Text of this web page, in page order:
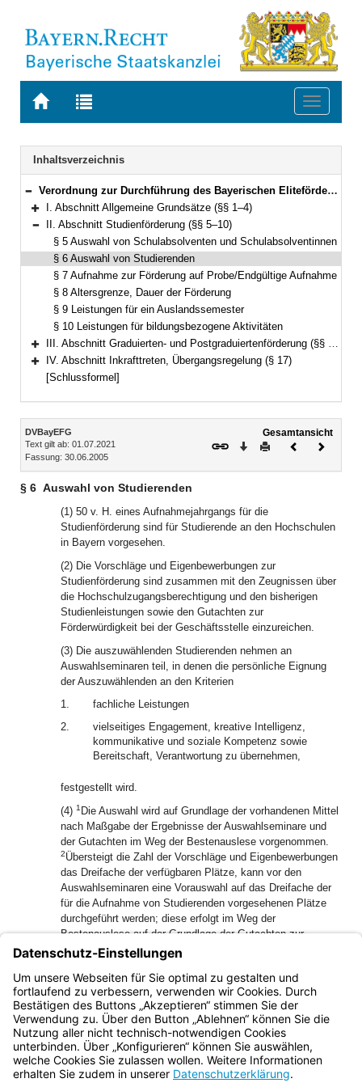
Zur
BAYERN.RECHT
Zur
letzten
Suche
Toggle
Navigation
Inhaltsverzeichnis
Bereich reduzieren
Verordnung zur Durchführung des Bayerischen Eliteförderungsgesetzes (DVBayEFG) Vom 30. Juni 2005 (GVBl. S. 248) BayRS 2230-2-3-2-WK (§§ 1–17)
Bereich erweitern
I. Abschnitt Allgemeine Grundsätze (§§ 1–4)
Bereich reduzieren
II. Abschnitt Studienförderung (§§ 5–10)
§ 5 Auswahl von Schulabsolventen und Schulabsolventinnen
§ 6 Auswahl von Studierenden
§ 7 Aufnahme zur Förderung auf Probe/Endgültige Aufnahme
§ 8 Altersgrenze, Dauer der Förderung
§ 9 Leistungen für ein Auslandssemester
§ 10 Leistungen für bildungsbezogene Aktivitäten
Bereich erweitern
III. Abschnitt Graduierten- und Postgraduiertenförderung (§§ 11–16)
Bereich erweitern
IV. Abschnitt Inkrafttreten, Übergangsregelung (§ 17)
[Schlussformel]
Inhalt
DVBayEFG
Text gilt ab: 01.07.2021
Fassung: 30.06.2005
Gesamtansicht
Download
DruckenVorheriges
§ 6 Auswahl von Studierenden
(1) 50 v. H. eines Aufnahmejahrgangs für die
Studienförderung sind für Studierende an den Hochschulen
in Bayern vorgesehen.
(2) Die Vorschläge und Eigenbewerbungen zur
Studienförderung sind zusammen mit den Zeugnissen über
die Hochschulzugangsberechtigung und den bisherigen
Studienleistungen sowie den Gutachten zur
Förderwürdigkeit bei der Geschäftsstelle einzureichen.
(3) Die auszuwählenden Studierenden nehmen an
Auswahlseminaren teil, in denen die persönliche Eignung
der Auszuwählenden an den Kriterien
1.
fachliche Leistungen
2.
vielseitiges Engagement, kreative Intelligenz,
kommunikative und soziale Kompetenz sowie
Bereitschaft, Verantwortung zu übernehmen,
festgestellt wird.
(4) 1 Die Auswahl wird auf Grundlage der vorhandenen Mittel
nach Maßgabe der Ergebnisse der Auswahlseminare und
der Gutachten im Weg der Bestenauslese vorgenommen.
2Übersteigt die Zahl der Vorschläge und Eigenbewerbungen
das Dreifache der verfügbaren Plätze, kann vor den
Auswahlseminaren eine Vorauswahl auf das Dreifache der
für die Aufnahme von Studierenden vorgesehenen Plätze
durchgeführt werden; diese erfolgt im Weg der
Bestenauslese auf der Grundlage der Gutachten zur
Förderwürdigkeit und der bisher erbrachten fachlichen
Leistungen, wobei ergänzend das Zeugnis über die
Hochschulzugangsberechtigung herangezogen werden
kann.
Bayern.de
BayernPortal